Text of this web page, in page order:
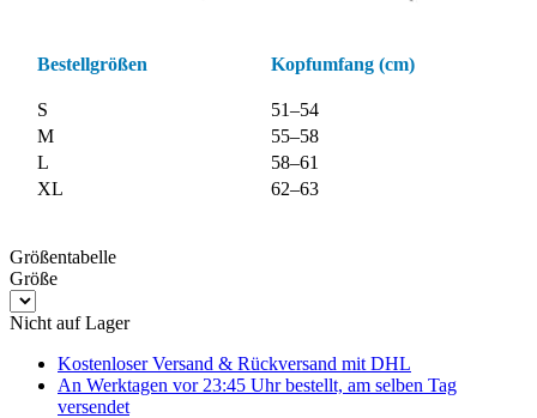
Bestellgrößen Kopfumfang (cm)
S
51–54
M
55–58
L
58–61
XL
62–63
Größentabelle
Größe
Nicht auf Lager
Kostenloser Versand & Rückversand mit DHL
An Werktagen vor 23:45 Uhr bestellt, am selben Tag
versendet